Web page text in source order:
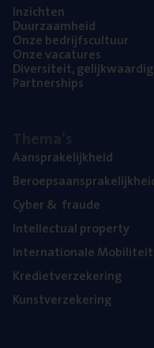
Inzich­ten
Duur­zaam­heid
Onze bedrijfs­cul­tuur
Onze vaca­tu­res
Diver­si­teit,
Part­ner­ships
Aan­spra­ke­lijk­heid
Cyber& fraude
Intel­lec­tu­al property
Inter­na­ti­o­na­le Mobiliteit
Kre­diet­ver­ze­ke­ring
Kunst­ver­ze­ke­ring